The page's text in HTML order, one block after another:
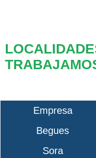
Empresa
Begues
Sora